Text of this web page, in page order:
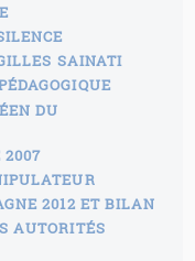
SAINATI
DU
2007
2012 ET BILAN
AUTORITÉS